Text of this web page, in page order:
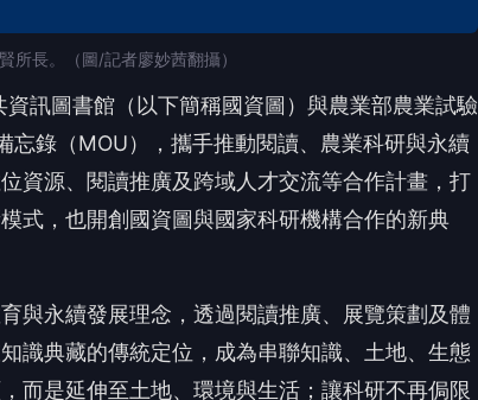
所長。（圖/記者廖妙茜翻攝）
訊圖書館（以下簡稱國資圖）與農業部農業試驗
錄（MOU），攜手推動閱讀、農業科研與永續
資源、閱讀推廣及跨域人才交流等合作計畫，打
式，也開創國資圖與國家科研機構合作的新典
與永續發展理念，透過閱讀推廣、展覽策劃及體
識典藏的傳統定位，成為串聯知識、土地、生態
而是延伸至土地、環境與生活；讓科研不再侷限